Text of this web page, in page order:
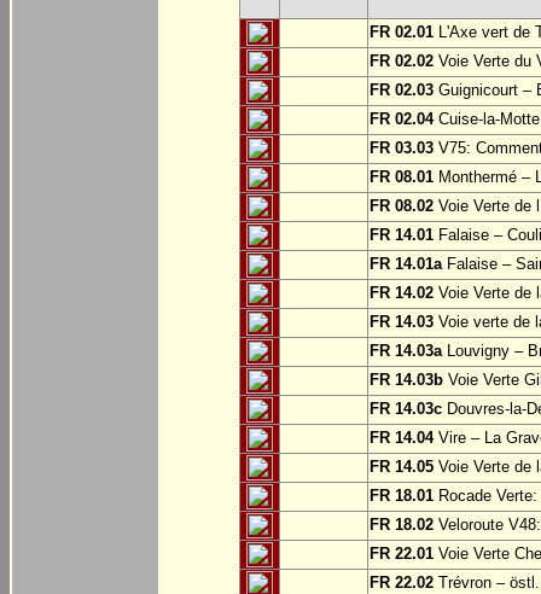
FR 02.01 L'Axe vert de
FR 02.02 Voie Verte du
FR 02.03 Guignicourt –
FR 02.04Cuise-la-
FR 03.03 V75:
FR 08.01 Monthermé –
FR 08.02 Voie Verte de
FR 14.01 Falaise –
FR 14.01aFalaise –
FR 14.02 Voie Verte de
FR 14.03 Voie verte de
FR 14.03aLouvigny –
FR 14.03b Voie Verte
FR 14.03c Douvres-la-
FR 14.04Vire – La
FR 14.05 Voie Verte de
FR 18.01 Rocade
FR 18.02 Veloroute
FR 22.01 Voie Verte
FR 22.02 Trévron –